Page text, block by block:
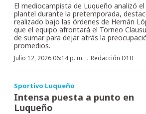
El mediocampista de Luqueño analizó
plantel durante la pretemporada,
realizado bajo las órdenes de Hernán
que el equipo afrontará el Torneo
de sumar para dejar atrás la
promedios.
Julio 12, 2026 06:14 p. m. · Redacción D10
Sportivo Luqueño
Intensa puesta a punto en
Luqueño